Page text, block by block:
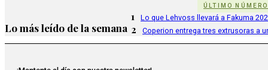
ÚLTIMO NÚMERO
Lo más leído de la semana
1 Lo que Lehvoss llevará a Fakuma
2 Coperion entrega tres extrusoras a